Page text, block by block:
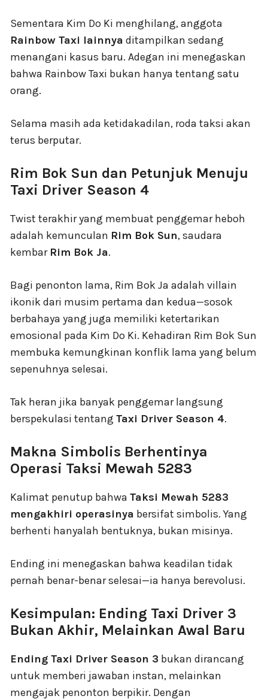
Sementara Kim Do Ki menghilang, anggota
Rainbow Taxi lainnya ditampilkan sedang
menangani kasus baru. Adegan ini menegaskan
bahwa Rainbow Taxi bukan hanya tentang satu
orang.
Selama masih ada ketidakadilan, roda taksi akan
terus berputar.
Rim Bok Sun dan Petunjuk Menuju
Taxi Driver Season 4
Twist terakhir yang membuat penggemar heboh
adalah kemunculan Rim Bok Sun, saudara
kembar Rim Bok Ja.
Bagi penonton lama, Rim Bok Ja adalah villain
ikonik dari musim pertama dan kedua—sosok
berbahaya yang juga memiliki ketertarikan
emosional pada Kim Do Ki. Kehadiran Rim Bok Sun
membuka kemungkinan konflik lama yang belum
sepenuhnya selesai.
Tak heran jika banyak penggemar langsung
berspekulasi tentang Taxi Driver Season 4.
Makna Simbolis Berhentinya
Operasi Taksi Mewah 5283
Kalimat penutup bahwa Taksi Mewah 5283
mengakhiri operasinya bersifat simbolis. Yang
berhenti hanyalah bentuknya, bukan misinya.
Ending ini menegaskan bahwa keadilan tidak
pernah benar-benar selesai—ia hanya berevolusi.
Kesimpulan: Ending Taxi Driver 3
Bukan Akhir, Melainkan Awal Baru
Ending Taxi Driver Season 3 bukan dirancang
untuk memberi jawaban instan, melainkan
mengajak penonton berpikir. Dengan